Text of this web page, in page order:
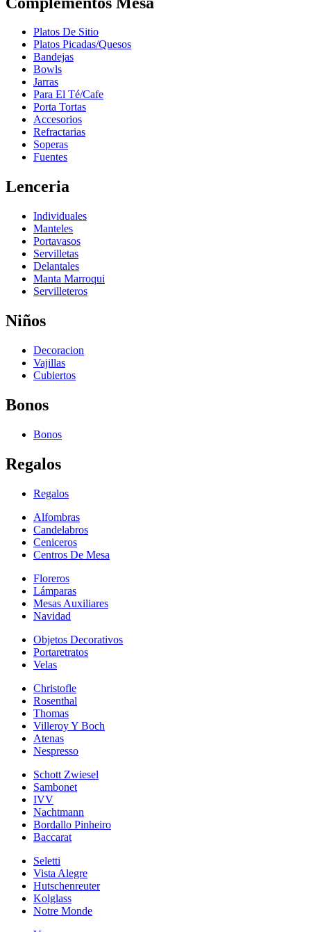
Platos De Sitio
Platos Picadas/Quesos
Bandejas
Bowls
Jarras
Para El Té/Cafe
Porta Tortas
Accesorios
Refractarias
Soperas
Fuentes
Lenceria
Individuales
Manteles
Portavasos
Servilletas
Delantales
Manta Marroqui
Servilleteros
Niños
Decoracion
Vajillas
Cubiertos
Bonos
Bonos
Regalos
Regalos
Alfombras
Candelabros
Ceniceros
Centros De Mesa
Floreros
Lámparas
Mesas Auxiliares
Navidad
Objetos Decorativos
Portaretratos
Velas
Christofle
Rosenthal
Thomas
Villeroy Y Boch
Atenas
Nespresso
Schott Zwiesel
Sambonet
IVV
Nachtmann
Bordallo Pinheiro
Baccarat
Seletti
Vista Alegre
Hutschenreuter
Kolglass
Notre Monde